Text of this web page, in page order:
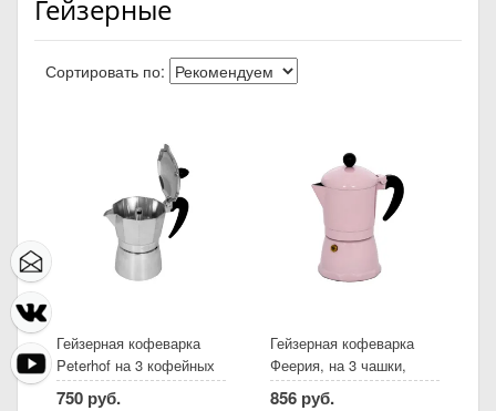
Гейзерные
Сортировать по:
Гейзерная кофеварка
Peterhof на 3 кофейных
чашки, PH 12530-3s
750 руб.
Гейзерная кофеварка
Феерия, на 3 чашки,
розовый
856 руб.